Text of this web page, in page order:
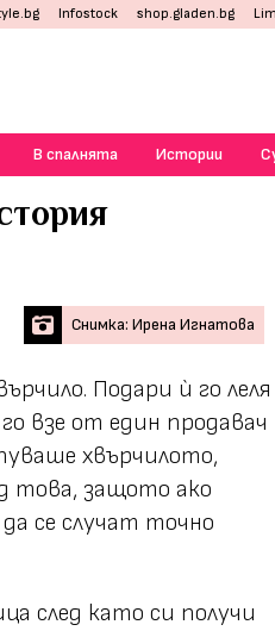
Infostock shop.gladen.bg
В спалнята Истории
Снимка: Ирена Игнатова
Подари ѝ го леля
взе от един продавач
хвърчилото,
това, защото ако
се случат точно
след като си получи